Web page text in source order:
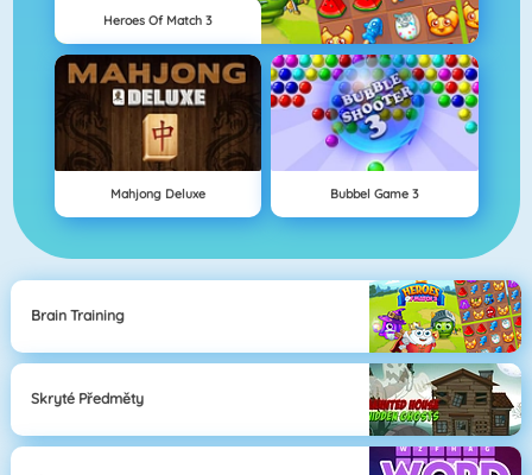
Heroes Of Match 3
Mahjong Deluxe Bubbel Game 3
Brain Training
Skryté Předměty